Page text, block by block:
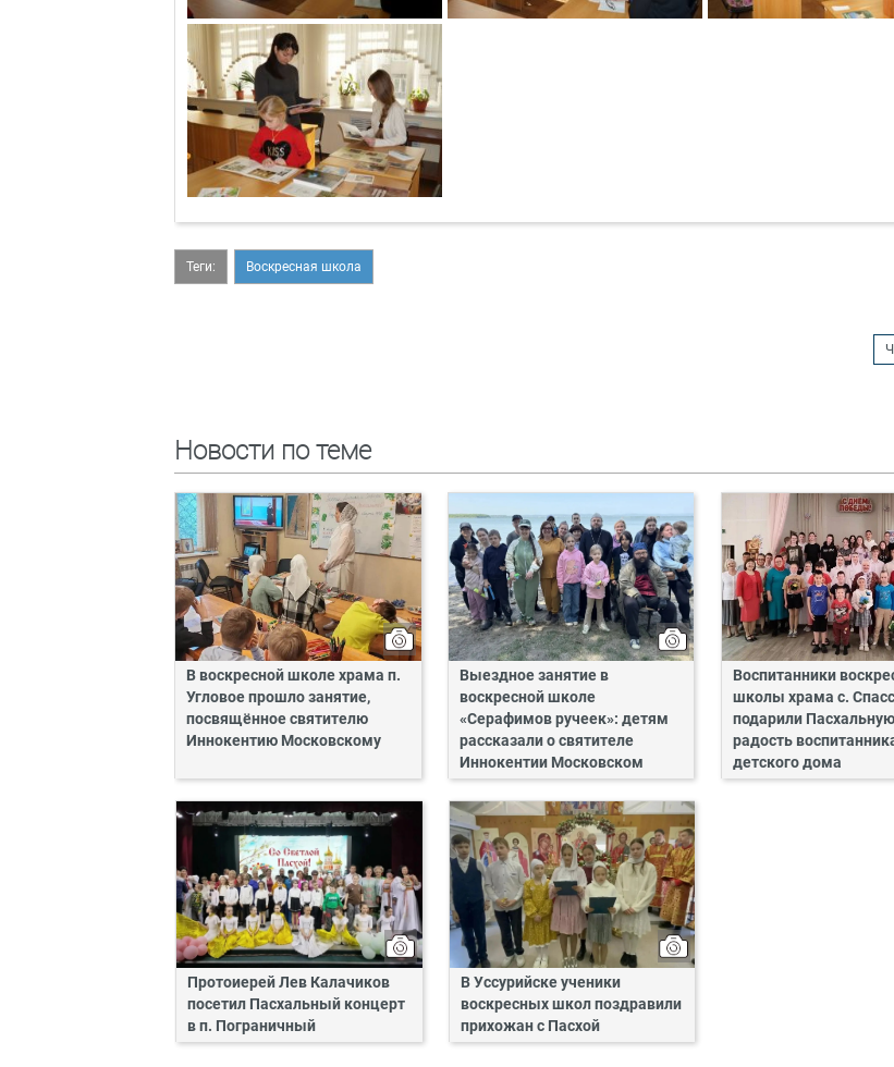
Теги: Воскресная школа
Новости по теме
В воскресной школе храма п.
Угловое прошло занятие,
посвящённое святителю
Иннокентию Московскому
Выездное занятие в
воскресной школе
«Серафимов ручеек»: детям
рассказали о святителе
Иннокентии Московском
Воспитанники
школы храма с.
подарили Пасхальную
радость
детского дома
Протоиерей Лев Калачиков
посетил Пасхальный концерт
в п. Пограничный
В Уссурийске ученики
воскресных школ поздравили
прихожан с Пасхой